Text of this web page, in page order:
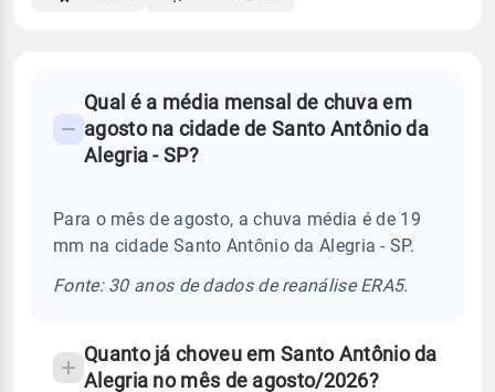
Perguntas
frequentes
chuva
temperatura
Qual é a média mensal de chuva em
agosto na cidade de Santo Antônio da
Alegria - SP?
Para o mês de agosto, a chuva média é de 19
mm na cidade Santo Antônio da Alegria - SP.
Fonte: 30 anos de dados de reanálise ERA5.
Quanto já choveu em Santo Antônio da
Alegria no mês de agosto/2026?